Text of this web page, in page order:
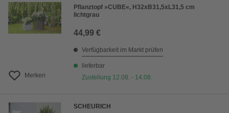
Merken
Pflanztopf »CUBE«, H32xB31,5xL31,5 cm
lichtgrau
44,99 €
Verfügbarkeit im Markt prüfen
lieferbar
Zustellung 12.08. - 14.08.
SCHEURICH